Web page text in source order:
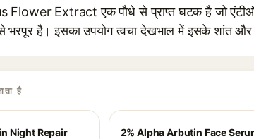
Flower Extract एक पौधे से प्राप्त घटक है जो
है। इसका उपयोग त्वचा देखभाल में इसके शांत और
है
Night Repair
2% Alpha Arbutin Face